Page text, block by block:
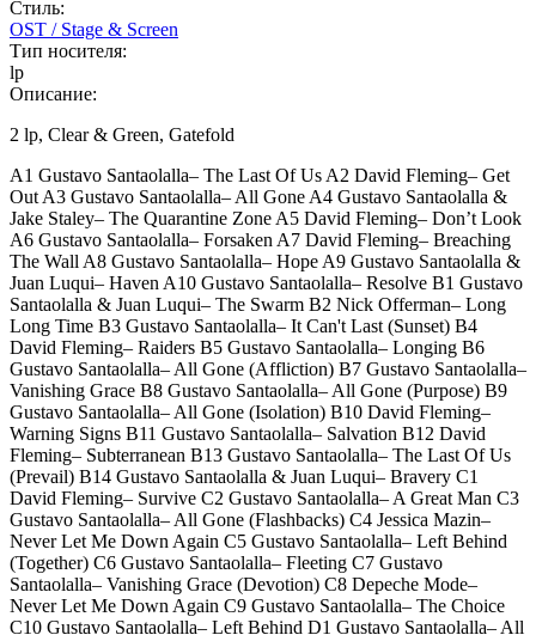
Стиль:
OST / Stage & Screen
Тип носителя:
lp
Описание:
2 lp, Clear & Green, Gatefold
A1 Gustavo Santaolalla– The Last Of Us A2 David Fleming– Get
Out A3 Gustavo Santaolalla– All Gone A4 Gustavo Santaolalla &
Jake Staley– The Quarantine Zone A5 David Fleming– Don’t Look
A6 Gustavo Santaolalla– Forsaken A7 David Fleming– Breaching
The Wall A8 Gustavo Santaolalla– Hope A9 Gustavo Santaolalla &
Juan Luqui– Haven A10 Gustavo Santaolalla– Resolve B1 Gustavo
Santaolalla & Juan Luqui– The Swarm B2 Nick Offerman– Long
Long Time B3 Gustavo Santaolalla– It Can't Last (Sunset) B4
David Fleming– Raiders B5 Gustavo Santaolalla– Longing B6
Gustavo Santaolalla– All Gone (Affliction) B7 Gustavo Santaolalla–
Vanishing Grace B8 Gustavo Santaolalla– All Gone (Purpose) B9
Gustavo Santaolalla– All Gone (Isolation) B10 David Fleming–
Warning Signs B11 Gustavo Santaolalla– Salvation B12 David
Fleming– Subterranean B13 Gustavo Santaolalla– The Last Of Us
(Prevail) B14 Gustavo Santaolalla & Juan Luqui– Bravery C1
David Fleming– Survive C2 Gustavo Santaolalla– A Great Man C3
Gustavo Santaolalla– All Gone (Flashbacks) C4 Jessica Mazin–
Never Let Me Down Again C5 Gustavo Santaolalla– Left Behind
(Together) C6 Gustavo Santaolalla– Fleeting C7 Gustavo
Santaolalla– Vanishing Grace (Devotion) C8 Depeche Mode–
Never Let Me Down Again C9 Gustavo Santaolalla– The Choice
C10 Gustavo Santaolalla– Left Behind D1 Gustavo Santaolalla– All